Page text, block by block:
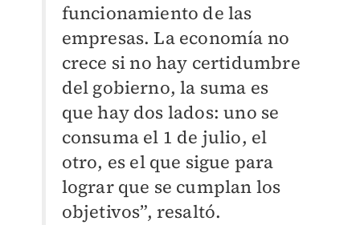
funcionamiento de las
empresas. La economía no
crece si no hay certidumbre
del gobierno, la suma es
que hay dos lados: uno se
consuma el 1 de julio, el
otro, es el que sigue para
lograr que se cumplan los
objetivos”, resaltó.